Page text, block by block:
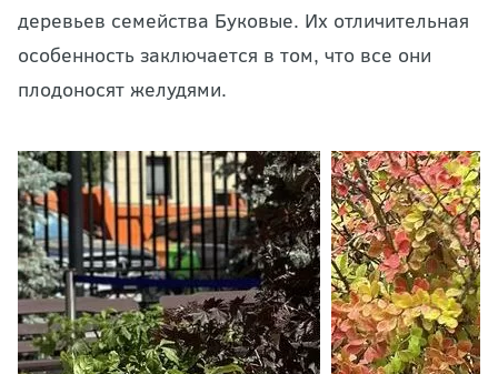
деревьев семейства Буковые. Их отличительная
особенность заключается в том, что все они
плодоносят желудями.